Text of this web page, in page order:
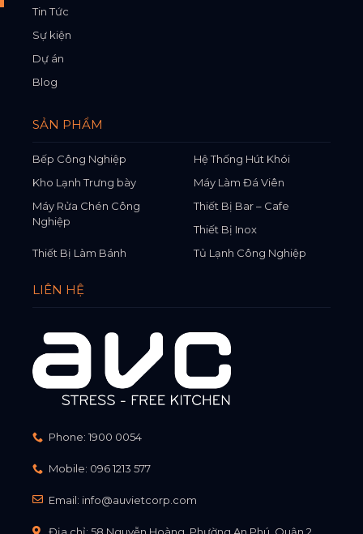
Tin Tức
Sự kiện
Dự án
Blog
SẢN PHẨM
Bếp Công Nghiệp
Hệ Thống Hút Khói
Kho Lạnh Trưng bày
Máy Làm Đá Viên
Máy Rửa Chén Công
Nghiệp
Thiết Bị Bar – Cafe
Thiết Bị Inox
Thiết Bị Làm Bánh
Tủ Lạnh Công Nghiệp
LIÊN HỆ
Phone: 1900 0054
Mobile: 096 1213 577
Email: info@auvietcorp.com